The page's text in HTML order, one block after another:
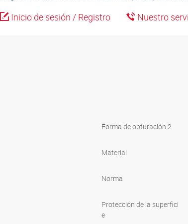
Inicio de sesión / Registro
Nuestro
Forma de obturación 2
Material
Norma
Protección de la superfici
e